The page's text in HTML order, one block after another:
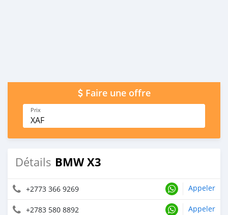
Faire une offre
Prix
XAF
Détails BMW X3
+2773 366 9269 Appeler
+2783 580 8892 Appeler